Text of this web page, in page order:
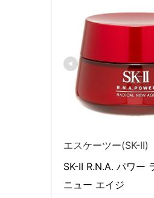
エスケーツー(SK-II)
SK-II R.N.A. パワー
ニュー エイジ